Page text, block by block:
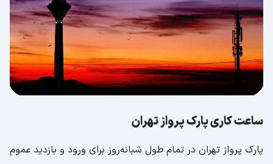
ساعت کاری پارک پرواز تهران
پارک پرواز تهران در تمام طول شبانه‌روز برای ورود و بازدید عموم